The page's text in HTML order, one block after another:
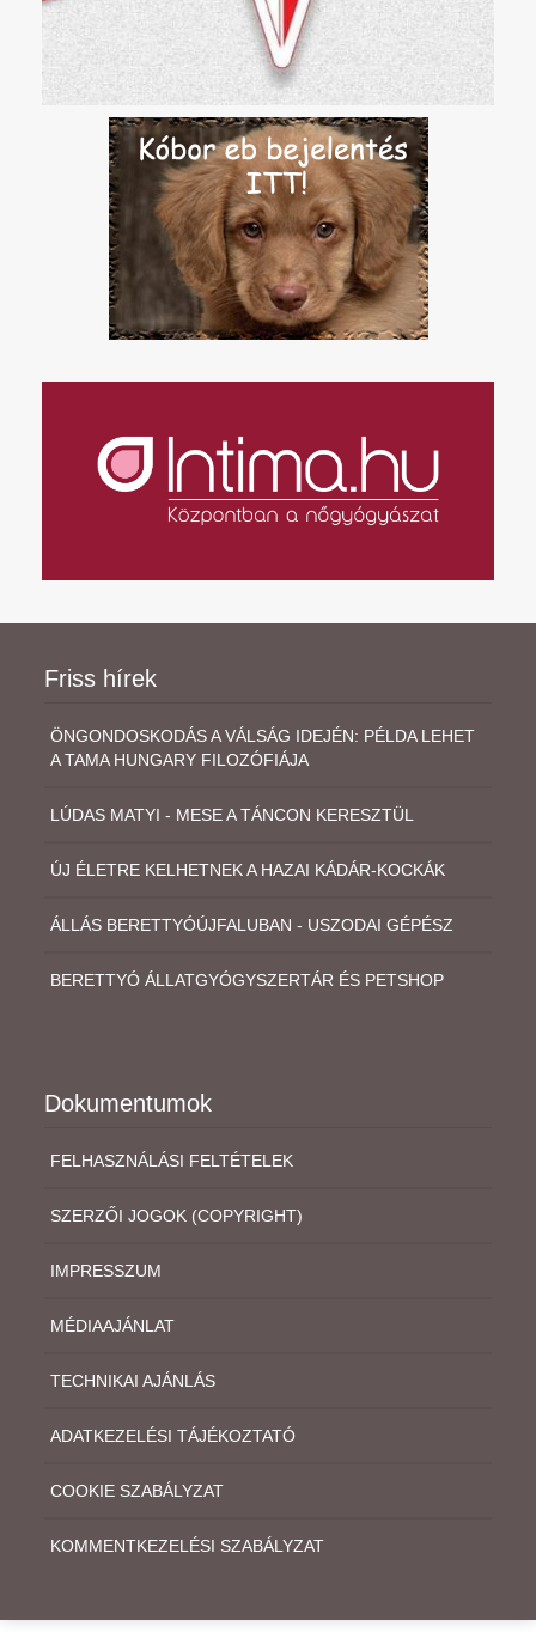
Friss hírek
ÖNGONDOSKODÁS A VÁLSÁG IDEJÉN: PÉLDA LEHET
A TAMA HUNGARY FILOZÓFIÁJA
LÚDAS MATYI - MESE A TÁNCON KERESZTÜL
ÚJ ÉLETRE KELHETNEK A HAZAI KÁDÁR-KOCKÁK
ÁLLÁS BERETTYÓÚJFALUBAN - USZODAI GÉPÉSZ
BERETTYÓ ÁLLATGYÓGYSZERTÁR ÉS PETSHOP
Dokumentumok
FELHASZNÁLÁSI FELTÉTELEK
SZERZŐI JOGOK (COPYRIGHT)
IMPRESSZUM
MÉDIAAJÁNLAT
TECHNIKAI AJÁNLÁS
ADATKEZELÉSI TÁJÉKOZTATÓ
COOKIE SZABÁLYZAT
KOMMENTKEZELÉSI SZABÁLYZAT